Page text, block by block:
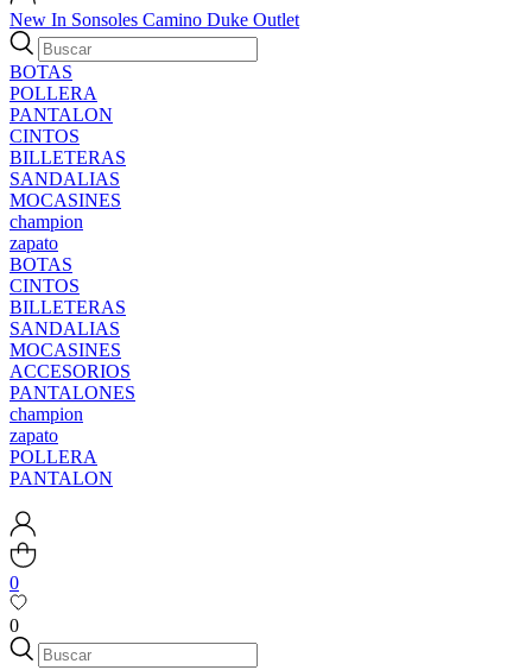
New In Sonsoles Camino Duke Outlet
BOTAS
POLLERA
PANTALON
CINTOS
BILLETERAS
SANDALIAS
MOCASINES
champion
zapato
BOTAS
CINTOS
BILLETERAS
SANDALIAS
MOCASINES
ACCESORIOS
PANTALONES
champion
zapato
POLLERA
PANTALON
0
0